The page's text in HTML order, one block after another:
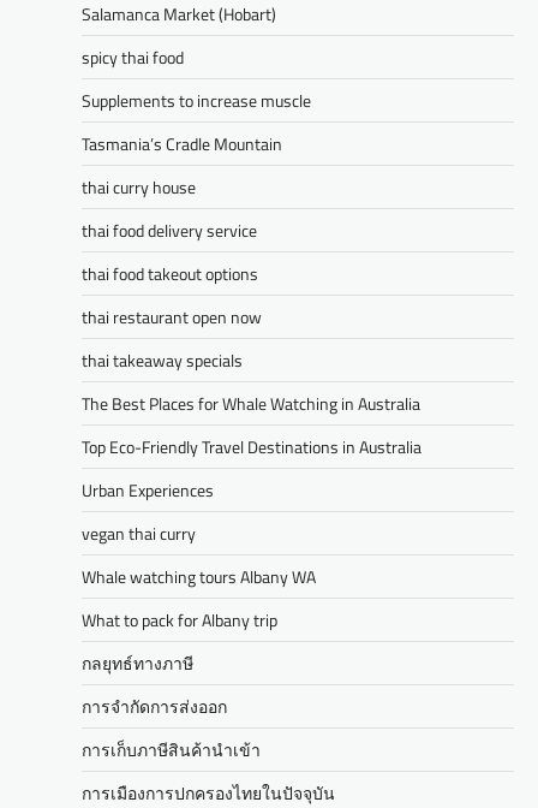
Salamanca Market (Hobart)
spicy thai food
Supplements to increase muscle
Tasmania’s Cradle Mountain
thai curry house
thai food delivery service
thai food takeout options
thai restaurant open now
thai takeaway specials
The Best Places for Whale Watching in Australia
Top Eco-Friendly Travel Destinations in Australia
Urban Experiences
vegan thai curry
Whale watching tours Albany WA
What to pack for Albany trip
กลยุทธ์ทางภาษี
การจำกัดการส่งออก
การเก็บภาษีสินค้านำเข้า
การเมืองการปกครองไทยในปัจจุบัน